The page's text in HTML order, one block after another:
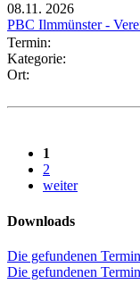
08.11. 2026
PBC Ilmmünster -
Termin:
Kategorie:
Ort:
1
2
weiter
Downloads
Die gefundenen
Die gefundenen